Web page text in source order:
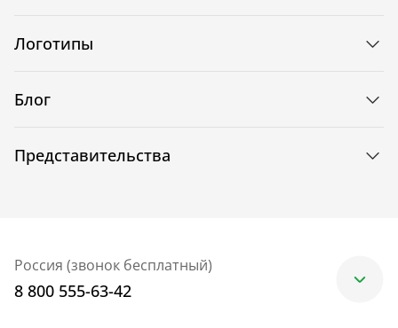
Логотипы
Блог
Представительства
Россия (звонок бесплатный)
8 800 555-63-42